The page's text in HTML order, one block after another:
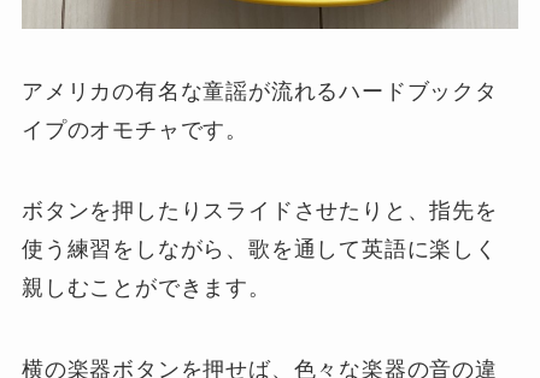
アメリカの有名な童謡が流れるハードブックタ
イプのオモチャです。
ボタンを押したりスライドさせたりと、指先を
使う練習をしながら、歌を通して英語に楽しく
親しむことができます。
横の楽器ボタンを押せば、色々な楽器の音の違